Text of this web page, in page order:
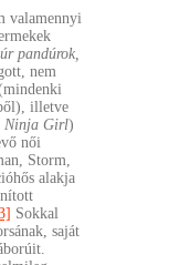
valamennyi
pandúrok,
nem
illetve
Ninja Girl)
női
Storm,
alakja
Sokkal
saját